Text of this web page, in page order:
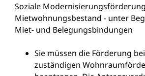
Soziale
Mietwohnungsbestand - unter
Miet- und Belegungsbindungen
Sie müssen die Förderung
zuständigen